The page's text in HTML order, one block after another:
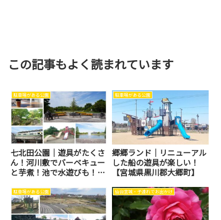
この記事もよく読まれています
駐車場がある公園
七北田公園｜遊具がたくさ
ん！河川敷でバーベキュー
と芋煮！池で水遊びも！
駐車場がある公園
郷郷ランド｜リニューアル
した船の遊具が楽しい！
【宮城県黒川郡大郷町】
駐車場がある公園 仙台宮城・子連れでお出かけ